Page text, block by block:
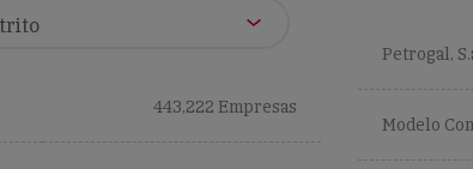
443,222 Empresas
Petrogal,
Modelo